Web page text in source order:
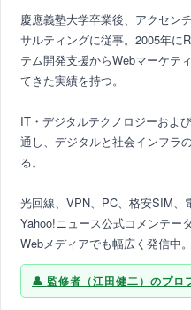
慶應義塾大学卒業後、アクセン
サルティングに従事。2005年に
テム開発支援からWebマーケテ
てきた実績を持つ。
IT・デジタルテクノロジーおよ
通し、デジタルと社会インフラ
る。
光回線、VPN、PC、格安SIM、
Yahoo!ニュース公式コメンテー
Webメディアでも幅広く発信中。
監修者（江田健二）のプロ